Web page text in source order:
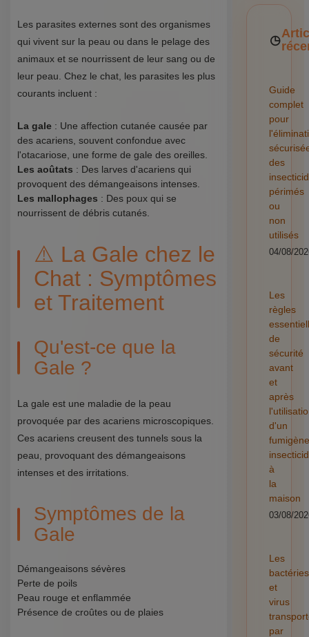
Les parasites externes sont des organismes
qui vivent sur la peau ou dans le pelage des
animaux et se nourrissent de leur sang ou de
leur peau. Chez le chat, les parasites les plus
courants incluent :
La gale : Une affection cutanée causée par
des acariens, souvent confondue avec
l'otacariose, une forme de gale des oreilles.
Les aoûtats : Des larves d'acariens qui
provoquent des démangeaisons intenses.
Les mallophages : Des poux qui se
nourrissent de débris cutanés.
⚠️ La Gale chez le
Chat : Symptômes
et Traitement
Qu'est-ce que la
Gale ?
La gale est une maladie de la peau
provoquée par des acariens microscopiques.
Ces acariens creusent des tunnels sous la
peau, provoquant des démangeaisons
intenses et des irritations.
Symptômes de la
Gale
Démangeaisons sévères
Perte de poils
Peau rouge et enflammée
Présence de croûtes ou de plaies
Guide
complet
pour
des
périmés
ou
non
utilisés
04/08/
Les
règles
de
sécurité
avant
et
après
d'un
fumigène
à
la
maison
03/08/
Les
bactéries
et
virus
par